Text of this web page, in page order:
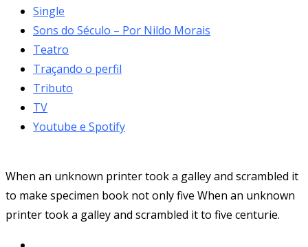
Single
Sons do Século – Por Nildo Morais
Teatro
Traçando o perfil
Tributo
TV
Youtube e Spotify
When an unknown printer took a galley and scrambled it
to make specimen book not only five When an unknown
printer took a galley and scrambled it to five centurie.